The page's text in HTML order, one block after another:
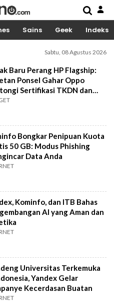
Sains Geek Indeks
Sabtu, 08 Agustus 2026
Baru Perang HP Flagship:
Ponsel Gahar Oppo
Sertifikasi TKDN dan
Bongkar Penipuan Kuota
50 GB: Modus Phishing
Data Anda
Kominfo, dan ITB Bahas
AI yang Aman dan
Universitas Terkemuka
Yandex Gelar
Kecerdasan Buatan